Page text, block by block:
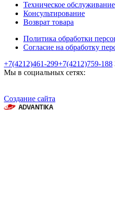
Техническое обслуживание
Консультирование
Возврат товара
Политика обработки
Согласие на обработку
+7(4212)461-299+7(4212)759-188
Мы в социальных сетях:
Создание сайта